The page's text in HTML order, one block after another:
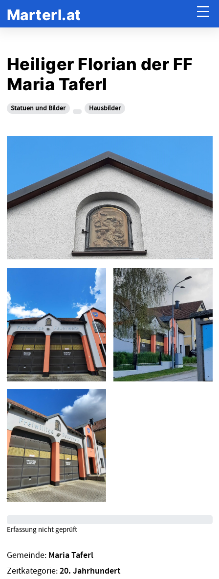
Marterl.at
Heiliger Florian der FF
Maria Taferl
Statuen und Bilder Hausbilder
Gemeinde: Maria Taferl
Zeitkategorie:20. Jahrhundert
Erfassung nicht geprüft